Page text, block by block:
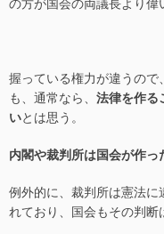
握っている権力が違うの
も、通常なら、 法律を作る
いとは思う。
内閣や裁判所は国会が作
例外的に、裁判所は憲法に
れており、国会もその判断